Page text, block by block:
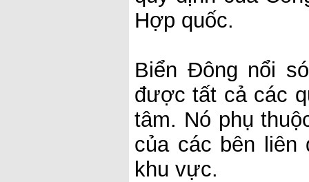
Hợp quốc.
Biển Đông nổi
được tất cả các
tâm. Nó phụ
của các bên liên
khu vực.